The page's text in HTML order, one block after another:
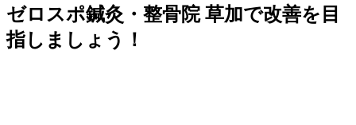
ゼロスポ鍼灸・整骨院 草加で改善を目
指しましょう！